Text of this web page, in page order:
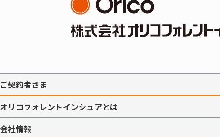
ご契約者さま
オリコフォレントインシュアとは
会社情報